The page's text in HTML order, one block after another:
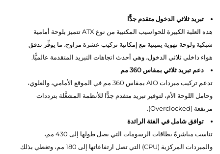
تبريد ثلاثي الدخول متقدم جدًّا
هذه العلبة الكبيرة للحواسيب المكتبية من نوع ATX تتميز بلوحة أمامية
شبكية ولوحة تهوية يمينية مع إمكانية تركيب عشرة مراوح، ما يوفِّر تدفق
هواء داخلي ثلاثي الدخول، وهي أحدث اتجاهات التبريد المتقدمة عالميًّا.
دعم تبريد ثلاثي بمقاس 360 مم
تدعم تركيب مبردات AIO بمقاس 360 مم في الموقع الأمامي، والعلوي،
وحامل اللوحة الأم، لتوفير تبريد متقدم جدًّا للأنظمة المشغَّلة بترددات
مرتفعة (Overclocked).
توافق شامل في الفئة الرائدة
تناسب مباشرةً بطاقات الرسومات التي يصل طولها إلى 430 مم،
والمبردات المركزية (CPU) التي تصل ارتفاعاتها إلى 180 مم، وتغطي بذلك